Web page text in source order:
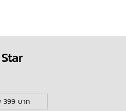
399 บาท